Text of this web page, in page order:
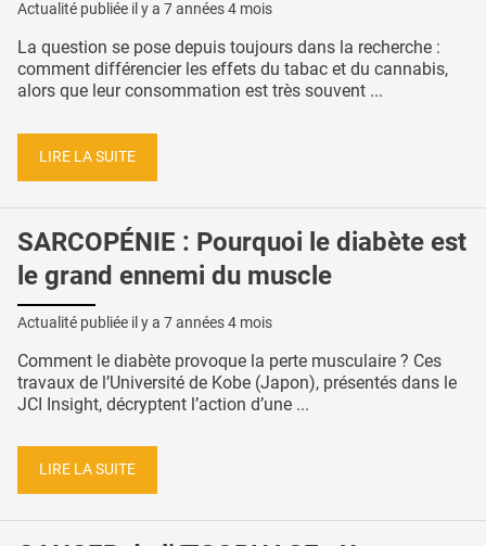
Actualité publiée il y a 7 années 4 mois
La question se pose depuis toujours dans la recherche :
comment différencier les effets du tabac et du cannabis,
alors que leur consommation est très souvent ...
LIRE LA SUITE
SARCOPÉNIE : Pourquoi le diabète est
le grand ennemi du muscle
Actualité publiée il y a 7 années 4 mois
Comment le diabète provoque la perte musculaire ? Ces
travaux de l’Université de Kobe (Japon), présentés dans le
JCI Insight, décryptent l’action d’une ...
LIRE LA SUITE